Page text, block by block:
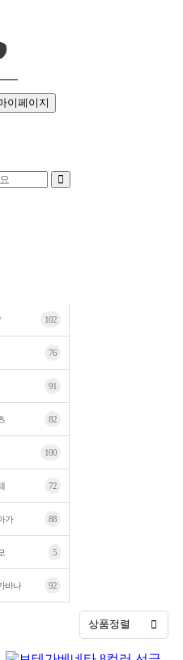
이페이지
102
76
91
82
100
72
가 88
5
바나 92
상품정렬